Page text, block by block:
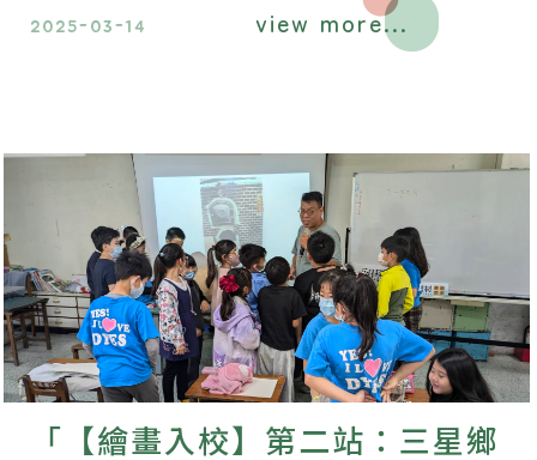
2025-03-14 view more...
「【繪畫入校】第二站：三星鄉